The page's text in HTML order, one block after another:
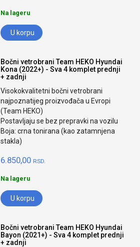
Na lageru
U korpu
Bočni vetrobrani Team HEKO Hyundai
Kona (2022+) - Sva 4 komplet prednji
+ zadnji
Visokokvalitetni bočni vetrobrani
najpoznatijeg proizvođača u Evropi
(Team HEKO)
Postavljaju se bez prepravki na vozilu
Boja: crna tonirana (kao zatamnjena
stakla)
6.850,00 RSD.
Na lageru
U korpu
Bočni vetrobrani Team HEKO Hyundai
Bayon (2021+) - Sva 4 komplet prednji
+ zadnji